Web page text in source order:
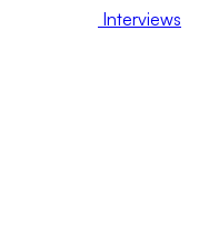
Interviews